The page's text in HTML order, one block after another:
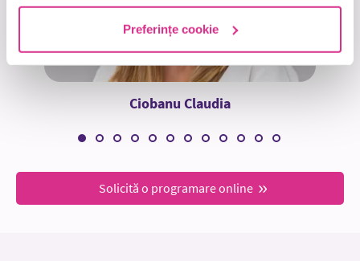
Preferințe cookie
Ciobanu Claudia
Solicită o programare online